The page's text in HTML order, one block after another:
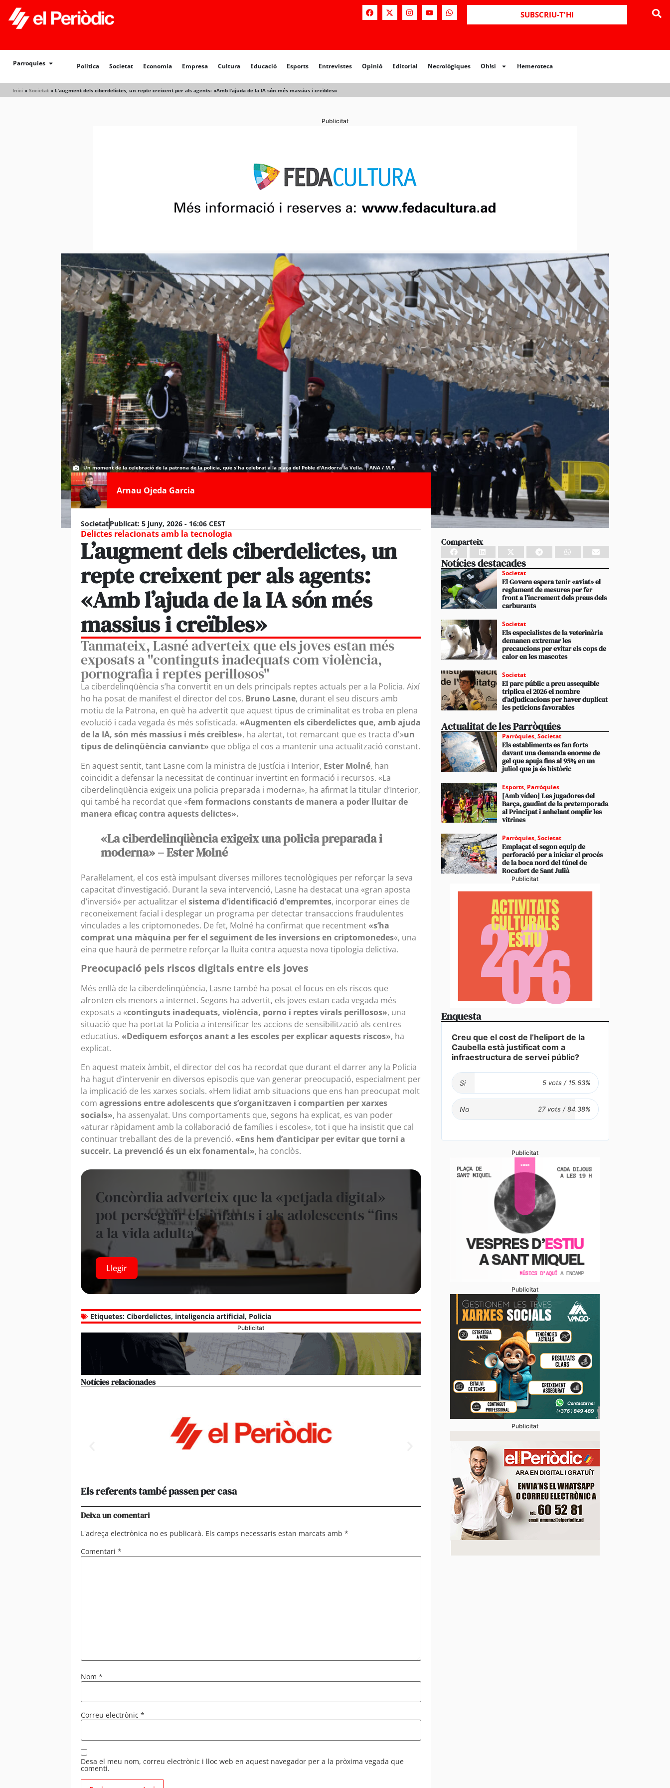
SUBSCRIU-T'HI
Parroquies Política Societat Economia Empresa Cultura Educació Esports Entrevistes Opinió Editorial Necrològiques Oh!si Hemeroteca
Inici » Societat » L’augment dels ciberdelictes, un repte creixent per als agents: «Amb l’ajuda de la IA són més massius i creïbles»
Política Societat Opinió Editorial Necrològiques Hemeroteca
Publicitat
Un moment de la celebració de la patrona de la policia, que s'ha celebrat a la plaça del Poble d'Andorra la Vella. | ANA / M.F.
Arnau Ojeda Garcia
SocietatPublicat: 5 juny, 2026 - 16:06 CEST
Delictes relacionats amb la tecnologia
L’augment dels ciberdelictes, un
repte creixent per als agents:
«Amb l’ajuda de la IA són més
massius i creïbles»
Tanmateix, Lasné adverteix que els joves estan més
exposats a "continguts inadequats com violència,
pornografia i reptes perillosos"
La ciberdelinqüència s’ha convertit en un dels principals reptes actuals per a la Policia. Així
ho ha posat de manifest el director del cos, Bruno Lasne, durant el seu discurs amb
motiu de la Patrona, en què ha advertit que aquest tipus de criminalitat es troba en plena
evolució i cada vegada és més sofisticada. «Augmenten els ciberdelictes que, amb ajuda
de la IA, són més massius i més creïbles», ha alertat, tot remarcant que es tracta d'»un
tipus de delinqüència canviant» que obliga el cos a mantenir una actualització constant.
En aquest sentit, tant Lasne com la ministra de Justícia i Interior, Ester Molné, han
coincidit a defensar la necessitat de continuar invertint en formació i recursos. «La
ciberdelinqüència exigeix una policia preparada i moderna», ha afirmat la titular d’Interior,
qui també ha recordat que «fem formacions constants de manera a poder lluitar de
manera eficaç contra aquests delictes».
«La ciberdelinqüència exigeix una policia preparada i
moderna» – Ester Molné
Paral·lelament, el cos està impulsant diverses millores tecnològiques per reforçar la seva
capacitat d’investigació. Durant la seva intervenció, Lasne ha destacat una «gran aposta
d’inversió» per actualitzar el sistema d’identificació d’empremtes, incorporar eines de
reconeixement facial i desplegar un programa per detectar transaccions fraudulentes
vinculades a les criptomonedes. De fet, Molné ha confirmat que recentment«s’ha
comprat una màquina per fer el seguiment de les inversions en criptomonedes«, una
eina que haurà de permetre reforçar la lluita contra aquesta nova tipologia delictiva.
Preocupació pels riscos digitals entre els joves
Més enllà de la ciberdelinqüència, Lasne també ha posat el focus en els riscos que
afronten els menors a internet. Segons ha advertit, els joves estan cada vegada més
exposats a «continguts inadequats, violència, porno i reptes virals perillosos», una
situació que ha portat la Policia a intensificar les accions de sensibilització als centres
educatius. «Dediquem esforços anant a les escoles per explicar aquests riscos», ha
explicat.
En aquest mateix àmbit, el director del cos ha recordat que durant el darrer any la Policia
ha hagut d’intervenir en diversos episodis que van generar preocupació, especialment per
la implicació de les xarxes socials. «Hem lidiat amb situacions que ens han preocupat molt
com agressions entre adolescents que s’organitzaven i compartien per xarxes
socials», ha assenyalat. Uns comportaments que, segons ha explicat, es van poder
«aturar ràpidament amb la col·laboració de famílies i escoles», tot i que ha insistit que cal
continuar treballant des de la prevenció. «Ens hem d’anticipar per evitar que torni a
succeir. La prevenció és un eix fonamental», ha conclòs.
Concòrdia adverteix que la «petjada digital»
pot perseguir els infants i als adolescents “fins
a la vida adulta”
Llegir
Etiquetes: Ciberdelictes, inteligencia artificial, Policia
Publicitat
Notícies relacionades
Els referents també passen per casa Els establiments es fan forts davant una demanda
al 95% en un juliol que ja és històric
Deixa un comentari
L'adreça electrònica no es publicarà. Els camps necessaris estan marcats amb *
Comentari *
Nom *
Correu electrònic *
Desa el meu nom, correu electrònic i lloc web en aquest navegador per a la pròxima vegada que
comenti.
Comparteix
Notícies destacades
Societat
El Govern espera tenir «aviat» el
reglament de mesures per fer
front a l’increment dels preus dels
carburants
Societat
Els especialistes de la veterinària
demanen extremar les
precaucions per evitar els cops de
calor en les mascotes
Societat
El parc públic a preu assequible
triplica el 2026 el nombre
d’adjudicacions per haver duplicat
les peticions favorables
Actualitat de les Parròquies
Parròquies,Societat
Els establiments es fan forts
davant una demanda enorme de
gel que apuja fins al 95% en un
juliol que ja és històric
Esports, Parròquies
[Amb vídeo] Les jugadores del
Barça, gaudint de la pretemporada
al Principat i anhelant omplir les
vitrines
Parròquies,Societat
Emplaçat el segon equip de
perforació per a iniciar el procés
de la boca nord del túnel de
Rocafort de Sant Julià
Publicitat
Enquesta
Creu que el cost de l’heliport de la
Caubella està justificat com a
infraestructura de servei públic?
Si
No
Publicitat
Publicitat
Publicitat